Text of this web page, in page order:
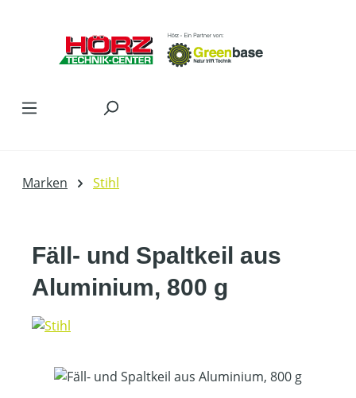
Marken Stihl
Fäll- und Spaltkeil aus
Aluminium, 800 g
Bildergalerie überspringen